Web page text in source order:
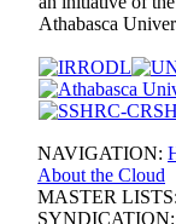
Athabasca
NAVIGATION:
About the Cloud
MASTER LISTS:
SYNDICATION: